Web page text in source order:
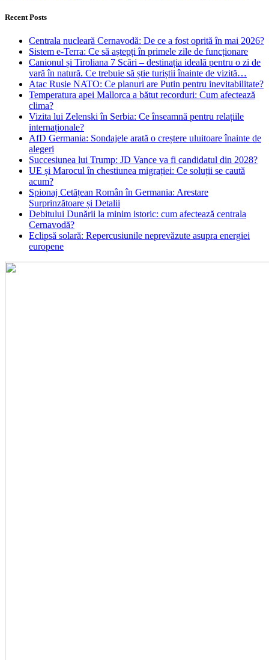
Recent Posts
Centrala nucleară Cernavodă: De ce a fost oprită în mai 2026?
Sistem e-Terra: Ce să aștepți în primele zile de funcționare
Canionul și Tiroliana 7 Scări – destinația ideală pentru o zi de
vară în natură. Ce trebuie să știe turiștii înainte de vizită…
Atac Rusie NATO: Ce planuri are Putin pentru inevitabilitate?
Temperatura apei Mallorca a bătut recorduri: Cum afectează
clima?
Vizita lui Zelenski în Serbia: Ce înseamnă pentru relațiile
internaționale?
AfD Germania: Sondajele arată o creștere uluitoare înainte de
alegeri
Succesiunea lui Trump: JD Vance va fi candidatul din 2028?
UE și Marocul în chestiunea migrației: Ce soluții se caută
acum?
Spionaj Cetățean Român în Germania: Arestare
Surprinzătoare și Detalii
Debitului Dunării la minim istoric: cum afectează centrala
Cernavodă?
Eclipsă solară: Repercusiunile neprevăzute asupra energiei
europene